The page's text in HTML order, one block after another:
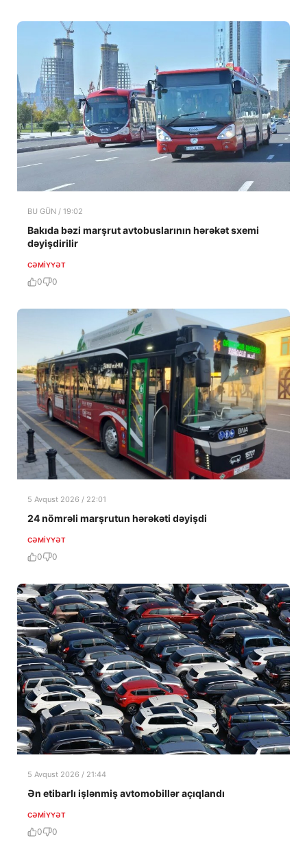
BU GÜN / 19:02
Bakıda bəzi marşrut avtobuslarının hərəkət sxemi
dəyişdirilir
CƏMIYYƏT
0 0
5 Avqust 2026 / 22:01
24 nömrəli marşrutun hərəkəti dəyişdi
CƏMIYYƏT
0 0
5 Avqust 2026 / 21:44
Ən etibarlı işlənmiş avtomobillər açıqlandı
CƏMIYYƏT
0 0